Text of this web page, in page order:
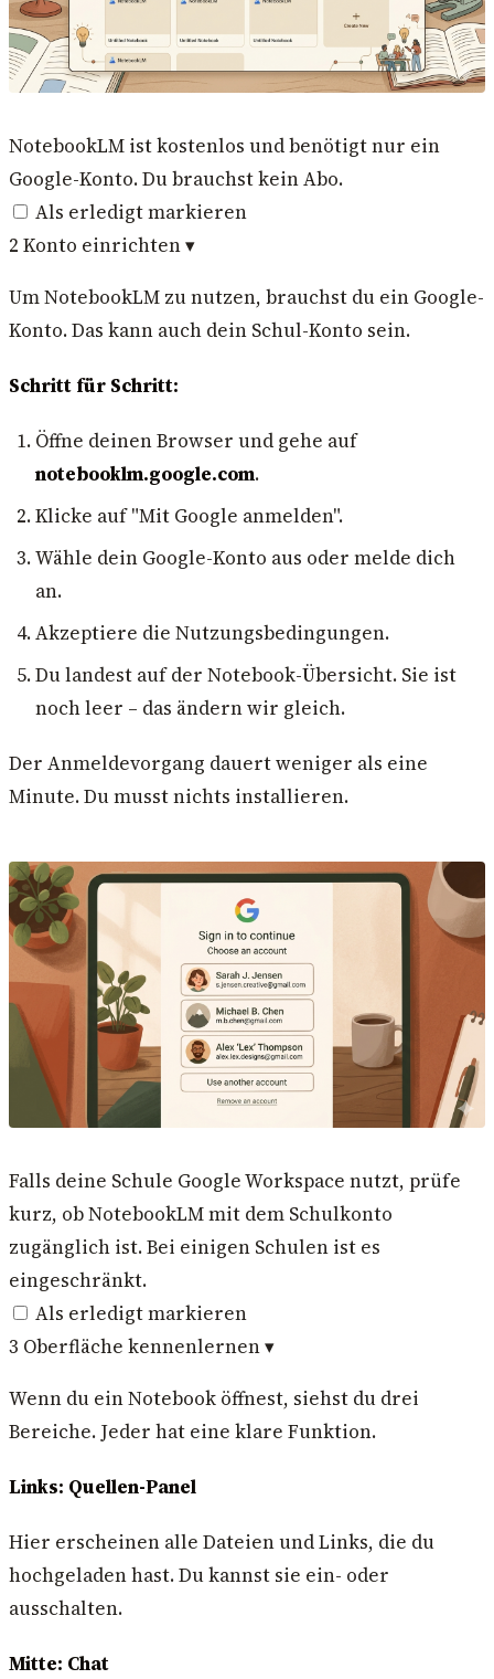
NotebookLM ist kostenlos und benötigt nur ein
Google-Konto. Du brauchst kein Abo.
Als erledigt markieren
2 Konto einrichten▾
Um NotebookLM zu nutzen, brauchst du ein Google-
Konto. Das kann auch dein Schul-Konto sein.
Schritt für Schritt:
Öffne deinen Browser und gehe auf
notebooklm.google.com.
Klicke auf "Mit Google anmelden".
Wähle dein Google-Konto aus oder melde dich
an.
Akzeptiere die Nutzungsbedingungen.
Du landest auf der Notebook-Übersicht. Sie ist
noch leer – das ändern wir gleich.
Der Anmeldevorgang dauert weniger als eine
Minute. Du musst nichts installieren.
Falls deine Schule Google Workspace nutzt, prüfe
kurz, ob NotebookLM mit dem Schulkonto
zugänglich ist. Bei einigen Schulen ist es
eingeschränkt.
Als erledigt markieren
3 Oberfläche kennenlernen▾
Wenn du ein Notebook öffnest, siehst du drei
Bereiche. Jeder hat eine klare Funktion.
Links: Quellen-Panel
Hier erscheinen alle Dateien und Links, die du
hochgeladen hast. Du kannst sie ein- oder
ausschalten.
Mitte: Chat